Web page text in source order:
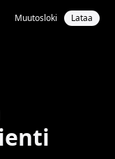
Muutosloki Lataa